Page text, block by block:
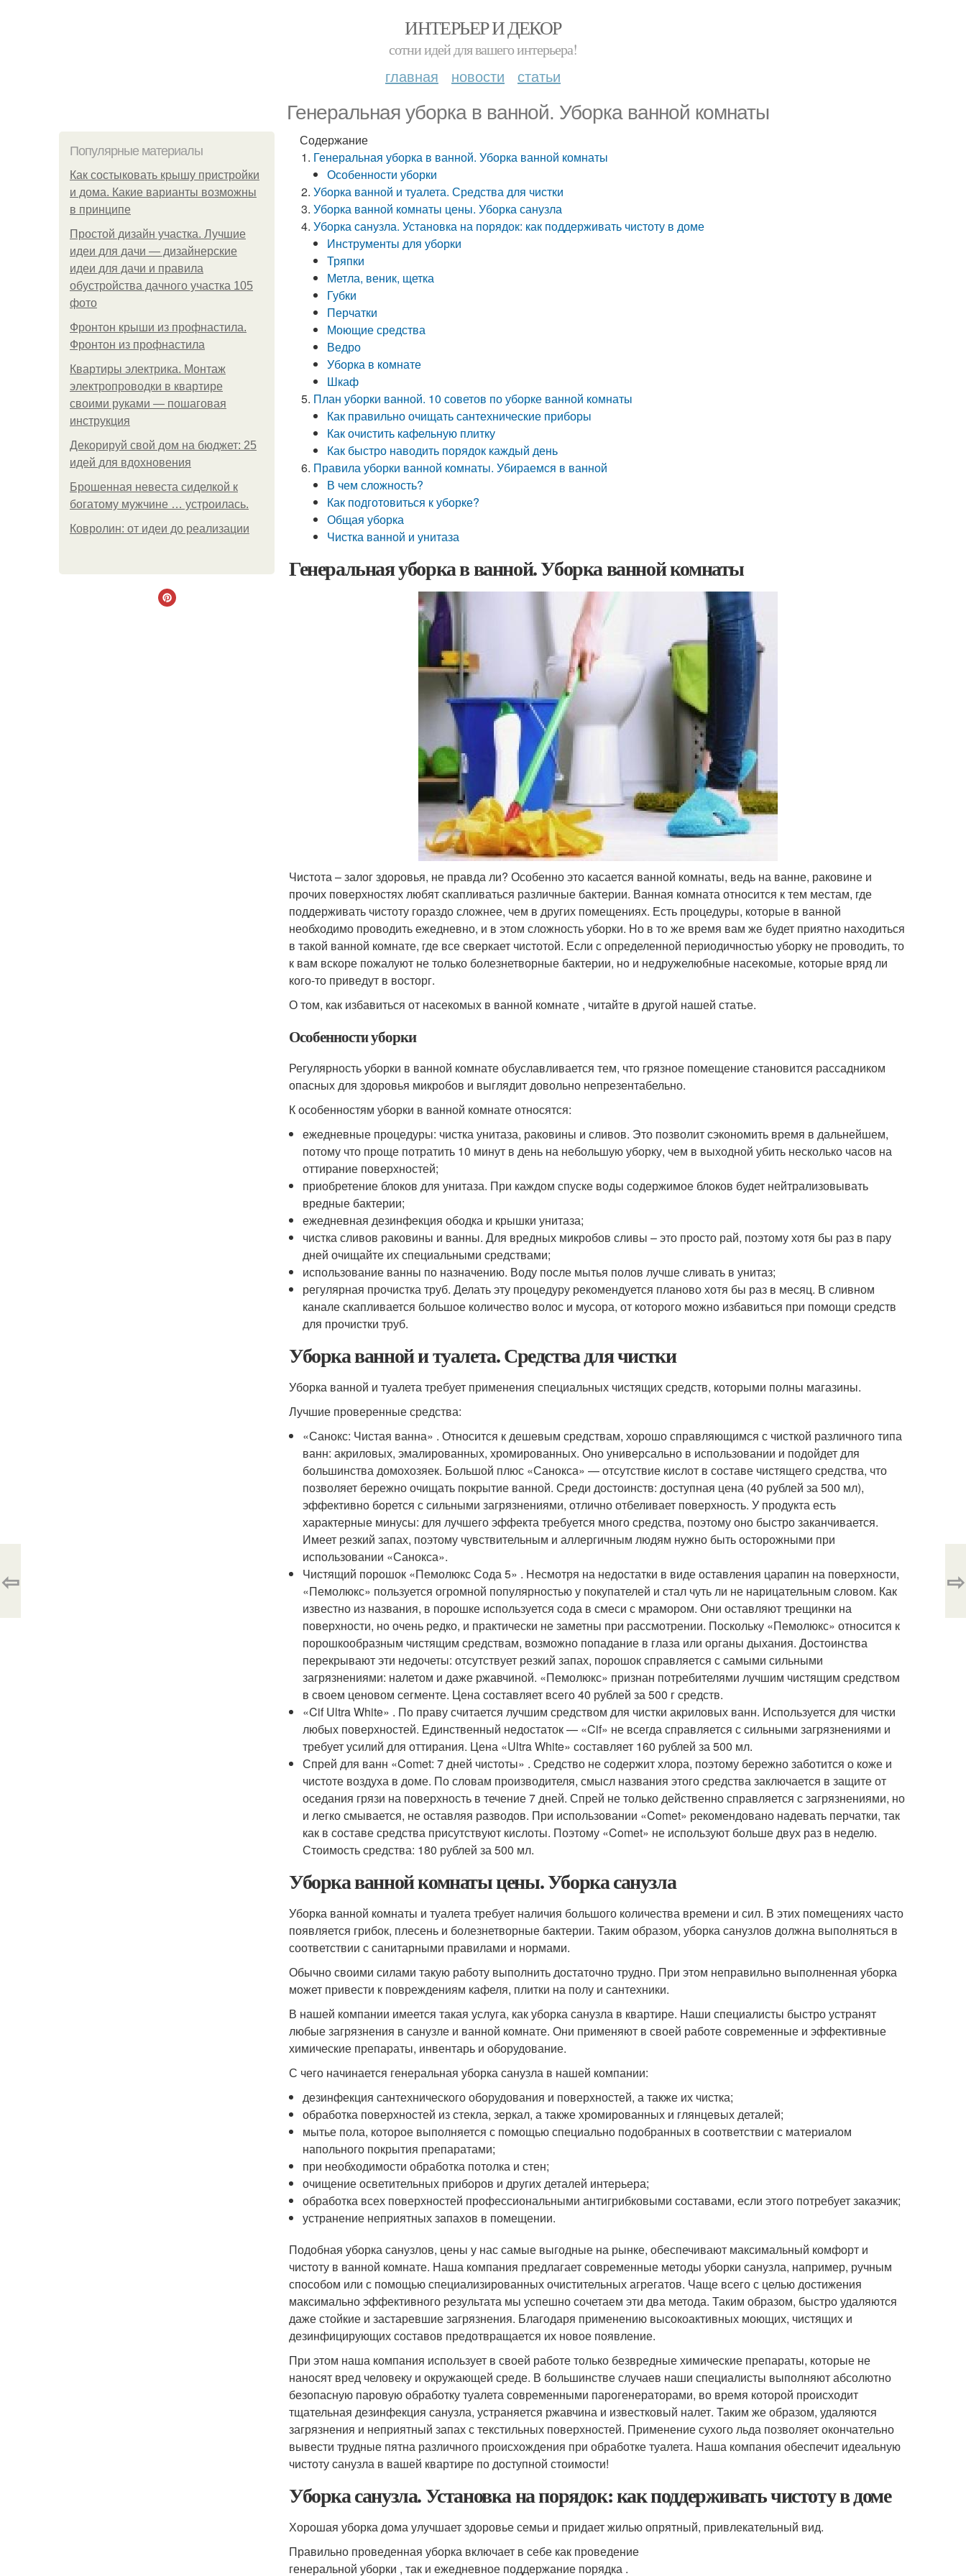
ИНТЕРЬЕР И ДЕКОР
сотни идей для вашего интерьера!
главная новости статьи
Генеральная уборка в ванной. Уборка ванной комнаты
Популярные материалы
Как состыковать крышу пристройки
и дома. Какие варианты возможны
в принципе
Простой дизайн участка. Лучшие
идеи для дачи — дизайнерские
идеи для дачи и правила
обустройства дачного участка 105
фото
Фронтон крыши из профнастила.
Фронтон из профнастила
Квартиры электрика. Монтаж
электропроводки в квартире
своими руками — пошаговая
инструкция
Декорируй свой дом на бюджет: 25
идей для вдохновения
Брошенная невеста сиделкой к
богатому мужчине … устроилась.
Ковролин: от идеи до реализации
Содержание
Генеральная уборка в ванной. Уборка ванной комнаты
Особенности уборки
Уборка ванной и туалета. Средства для чистки
Уборка ванной комнаты цены. Уборка санузла
Уборка санузла. Установка на порядок: как поддерживать чистоту в доме
Инструменты для уборки
Тряпки
Метла, веник, щетка
Губки
Перчатки
Моющие средства
Ведро
Уборка в комнате
Шкаф
План уборки ванной. 10 советов по уборке ванной комнаты
Как правильно очищать сантехнические приборы
Как очистить кафельную плитку
Как быстро наводить порядок каждый день
Правила уборки ванной комнаты. Убираемся в ванной
В чем сложность?
Как подготовиться к уборке?
Общая уборка
Чистка ванной и унитаза
Генеральная уборка в ванной. Уборка ванной комнаты
Чистота – залог здоровья, не правда ли? Особенно это касается ванной комнаты, ведь на ванне, раковине и
прочих поверхностях любят скапливаться различные бактерии. Ванная комната относится к тем местам, где
поддерживать чистоту гораздо сложнее, чем в других помещениях. Есть процедуры, которые в ванной
необходимо проводить ежедневно, и в этом сложность уборки. Но в то же время вам же будет приятно находиться
в такой ванной комнате, где все сверкает чистотой. Если с определенной периодичностью уборку не проводить, то
к вам вскоре пожалуют не только болезнетворные бактерии, но и недружелюбные насекомые, которые вряд ли
кого-то приведут в восторг.
О том, как избавиться от насекомых в ванной комнате , читайте в другой нашей статье.
Особенности уборки
Регулярность уборки в ванной комнате обуславливается тем, что грязное помещение становится рассадником
опасных для здоровья микробов и выглядит довольно непрезентабельно.
К особенностям уборки в ванной комнате относятся:
ежедневные процедуры: чистка унитаза, раковины и сливов. Это позволит сэкономить время в дальнейшем,
потому что проще потратить 10 минут в день на небольшую уборку, чем в выходной убить несколько часов на
оттирание поверхностей;
приобретение блоков для унитаза. При каждом спуске воды содержимое блоков будет нейтрализовывать
вредные бактерии;
ежедневная дезинфекция ободка и крышки унитаза;
чистка сливов раковины и ванны. Для вредных микробов сливы – это просто рай, поэтому хотя бы раз в пару
дней очищайте их специальными средствами;
использование ванны по назначению. Воду после мытья полов лучше сливать в унитаз;
регулярная прочистка труб. Делать эту процедуру рекомендуется планово хотя бы раз в месяц. В сливном
канале скапливается большое количество волос и мусора, от которого можно избавиться при помощи средств
для прочистки труб.
Уборка ванной и туалета. Средства для чистки
Уборка ванной и туалета требует применения специальных чистящих средств, которыми полны магазины.
Лучшие проверенные средства:
«Санокс: Чистая ванна» . Относится к дешевым средствам, хорошо справляющимся с чисткой различного типа
ванн: акриловых, эмалированных, хромированных. Оно универсально в использовании и подойдет для
большинства домохозяек. Большой плюс «Санокса» — отсутствие кислот в составе чистящего средства, что
позволяет бережно очищать покрытие ванной. Среди достоинств: доступная цена (40 рублей за 500 мл),
эффективно борется с сильными загрязнениями, отлично отбеливает поверхность. У продукта есть
характерные минусы: для лучшего эффекта требуется много средства, поэтому оно быстро заканчивается.
Имеет резкий запах, поэтому чувствительным и аллергичным людям нужно быть осторожными при
использовании «Санокса».
Чистящий порошок «Пемолюкс Сода 5» . Несмотря на недостатки в виде оставления царапин на поверхности,
«Пемолюкс» пользуется огромной популярностью у покупателей и стал чуть ли не нарицательным словом. Как
известно из названия, в порошке используется сода в смеси с мрамором. Они оставляют трещинки на
поверхности, но очень редко, и практически не заметны при рассмотрении. Поскольку «Пемолюкс» относится к
порошкообразным чистящим средствам, возможно попадание в глаза или органы дыхания. Достоинства
перекрывают эти недочеты: отсутствует резкий запах, порошок справляется с самыми сильными
загрязнениями: налетом и даже ржавчиной. «Пемолюкс» признан потребителями лучшим чистящим средством
в своем ценовом сегменте. Цена составляет всего 40 рублей за 500 г средств.
«Cif Ultra White» . По праву считается лучшим средством для чистки акриловых ванн. Используется для чистки
любых поверхностей. Единственный недостаток — «Cif» не всегда справляется с сильными загрязнениями и
требует усилий для оттирания. Цена «Ultra White» составляет 160 рублей за 500 мл.
Спрей для ванн «Comet: 7 дней чистоты» . Средство не содержит хлора, поэтому бережно заботится о коже и
чистоте воздуха в доме. По словам производителя, смысл названия этого средства заключается в защите от
оседания грязи на поверхность в течение 7 дней. Спрей не только действенно справляется с загрязнениями, но
и легко смывается, не оставляя разводов. При использовании «Comet» рекомендовано надевать перчатки, так
как в составе средства присутствуют кислоты. Поэтому «Comet» не используют больше двух раз в неделю.
Стоимость средства: 180 рублей за 500 мл.
Уборка ванной комнаты цены. Уборка санузла
Уборка ванной комнаты и туалета требует наличия большого количества времени и сил. В этих помещениях часто
появляется грибок, плесень и болезнетворные бактерии. Таким образом, уборка санузлов должна выполняться в
соответствии с санитарными правилами и нормами.
Обычно своими силами такую работу выполнить достаточно трудно. При этом неправильно выполненная уборка
может привести к повреждениям кафеля, плитки на полу и сантехники.
В нашей компании имеется такая услуга, как уборка санузла в квартире. Наши специалисты быстро устранят
любые загрязнения в санузле и ванной комнате. Они применяют в своей работе современные и эффективные
химические препараты, инвентарь и оборудование.
С чего начинается генеральная уборка санузла в нашей компании:
дезинфекция сантехнического оборудования и поверхностей, а также их чистка;
обработка поверхностей из стекла, зеркал, а также хромированных и глянцевых деталей;
мытье пола, которое выполняется с помощью специально подобранных в соответствии с материалом
напольного покрытия препаратами;
при необходимости обработка потолка и стен;
очищение осветительных приборов и других деталей интерьера;
обработка всех поверхностей профессиональными антигрибковыми составами, если этого потребует заказчик;
устранение неприятных запахов в помещении.
Подобная уборка санузлов, цены у нас самые выгодные на рынке, обеспечивают максимальный комфорт и
чистоту в ванной комнате. Наша компания предлагает современные методы уборки санузла, например, ручным
способом или с помощью специализированных очистительных агрегатов. Чаще всего с целью достижения
максимально эффективного результата мы успешно сочетаем эти два метода. Таким образом, быстро удаляются
даже стойкие и застаревшие загрязнения. Благодаря применению высокоактивных моющих, чистящих и
дезинфицирующих составов предотвращается их новое появление.
При этом наша компания использует в своей работе только безвредные химические препараты, которые не
наносят вред человеку и окружающей среде. В большинстве случаев наши специалисты выполняют абсолютно
безопасную паровую обработку туалета современными парогенераторами, во время которой происходит
тщательная дезинфекция санузла, устраняется ржавчина и известковый налет. Таким же образом, удаляются
загрязнения и неприятный запах с текстильных поверхностей. Применение сухого льда позволяет окончательно
вывести трудные пятна различного происхождения при обработке туалета. Наша компания обеспечит идеальную
чистоту санузла в вашей квартире по доступной стоимости!
Уборка санузла. Установка на порядок: как поддерживать чистоту в доме
Хорошая уборка дома улучшает здоровье семьи и придает жилью опрятный, привлекательный вид.
Правильно проведенная уборка включает в себе как проведение
генеральной уборки , так и ежедневное поддержание порядка .
⇦ ⇨